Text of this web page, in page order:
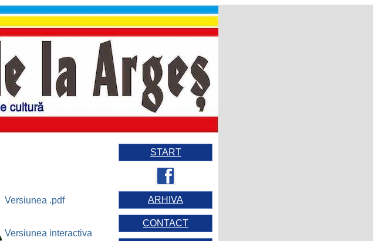
Versiunea .pdf
Versiunea interactiva
START
ARHIVA
CONTACT